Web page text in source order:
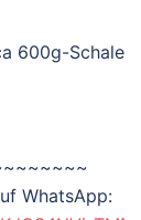
600g-Schale
WhatsApp: